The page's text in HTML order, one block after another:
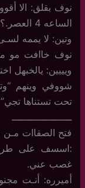
نوف بقلق: الا
الساعه 4 العصر.؟
وتين: لا يممه
نوف خاافت مو
ويييين: يالخبهل
شووفي وينهم
تحت تستناها تجي”
ــــــــــــــــــــ
فتح الصقاات مـن
:اسسف على
غصب عني.
أميرره: أنـت